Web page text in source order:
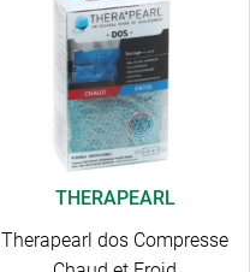
THERAPEARL
Therapearl dos Compresse